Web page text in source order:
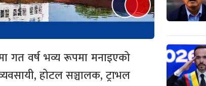
गत वर्ष भव्य रूपमा मनाइएको
होटल सञ्चालक, ट्राभल